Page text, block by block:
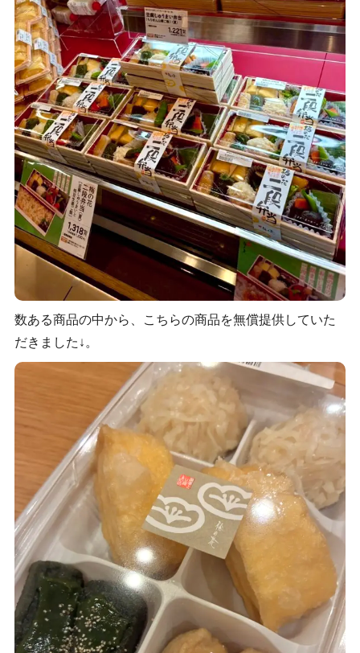
数ある商品の中から、こちらの商品を無償提供していた
だきました↓。